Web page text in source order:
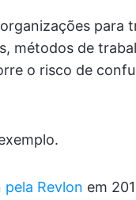
para
métodos de
o risco de
Revlon em